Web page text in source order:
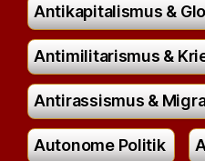
Antikapitalismus &
Antimilitarismus &
Antirassismus &
Autonome Politik